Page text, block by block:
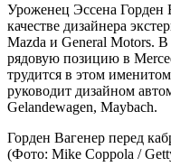
Уроженец Эссена Горден
качестве дизайнера
Mazda и General Motors.
рядовую позицию в
трудится в этом
руководит дизайном
Gelandewagen, Maybach.
Горден Вагенер перед
(Фото: Mike Coppola /